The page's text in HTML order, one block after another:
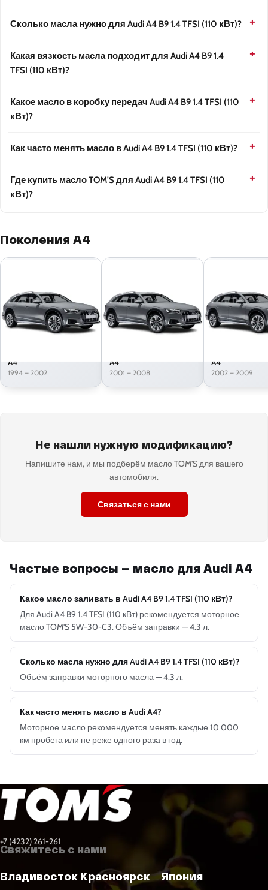
Сколько масла нужно для Audi A4 B9 1.4 TFSI (110 кВт)?
Какая вязкость масла подходит для Audi A4 B9 1.4
TFSI (110 кВт)?
Какое масло в коробку передач Audi A4 B9 1.4 TFSI (110
кВт)?
Как часто менять масло в Audi A4 B9 1.4 TFSI (110 кВт)?
Где купить масло TOM'S для Audi A4 B9 1.4 TFSI (110
кВт)?
Поколения A4
A4
1994 – 2002
A4
2001 – 2008
A4
2002 – 2009
Не нашли нужную модификацию?
Напишите нам, и мы подберём масло TOM'S для вашего
автомобиля.
Связаться с нами
Частые вопросы — масло для Audi A4
Какое масло заливать в Audi A4 B9 1.4 TFSI (110 кВт)?
Для Audi A4 B9 1.4 TFSI (110 кВт) рекомендуется моторное
масло TOM'S 5W-30-C3. Объём заправки — 4.3 л.
Сколько масла нужно для Audi A4 B9 1.4 TFSI (110 кВт)?
Объём заправки моторного масла — 4.3 л.
Как часто менять масло в Audi A4?
Моторное масло рекомендуется менять каждые 10 000
км пробега или не реже одного раза в год.
+7 (4232) 261-261
Свяжитесь с нами
Владивосток Красноярск Япония